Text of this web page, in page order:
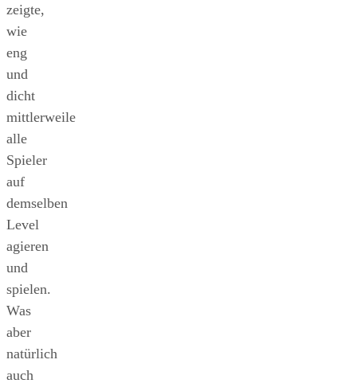
zeigte,
wie
eng
und
dicht
mittlerweile
alle
Spieler
auf
demselben
Level
agieren
und
spielen.
Was
aber
natürlich
auch